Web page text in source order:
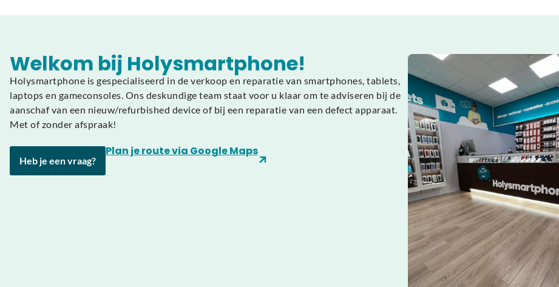
Welkom bij Holysmartphone!
Holysmartphone is gespecialiseerd in de verkoop en reparatie van smartphones, tablets,
laptops en gameconsoles. Ons deskundige team staat voor u klaar om te adviseren bij de
aanschaf van een nieuw/refurbished device of bij een reparatie van een defect apparaat.
Met of zonder afspraak!
Heb je een vraag?
Plan je route via Google Maps